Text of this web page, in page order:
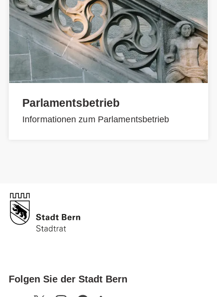
Parlamentsbetrieb
Informationen zum Parlamentsbetrieb
Folgen Sie der Stadt Bern